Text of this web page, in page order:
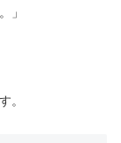
」
。